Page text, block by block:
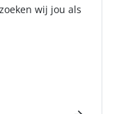
wij jou als